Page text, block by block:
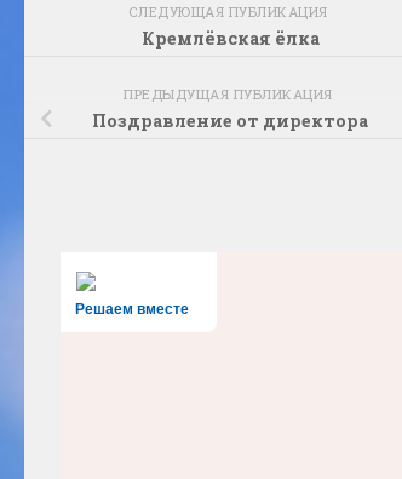
СЛЕДУЮЩАЯ ПУБЛИКАЦИЯ
Кремлёвская ёлка
ПРЕДЫДУЩАЯ ПУБЛИКАЦИЯ
Поздравление от директора
Решаем вместе